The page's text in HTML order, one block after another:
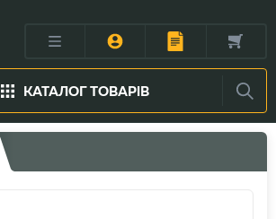
КАТАЛОГ ТОВАРІВ